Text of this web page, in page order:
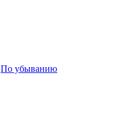
По убыванию